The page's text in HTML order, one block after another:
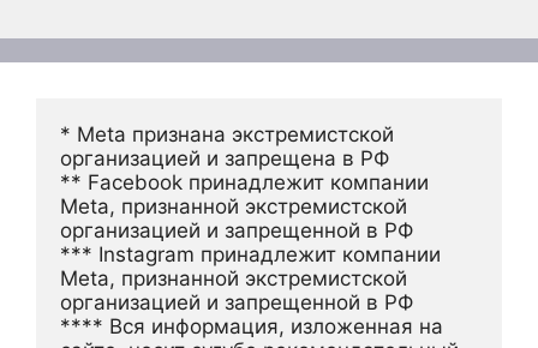
* Meta признана экстремистской
организацией и запрещена в РФ
** Facebook принадлежит компании
Meta, признанной экстремистской
организацией и запрещенной в РФ
*** Instagram принадлежит компании
Meta, признанной экстремистской
организацией и запрещенной в РФ
**** Вся информация, изложенная на